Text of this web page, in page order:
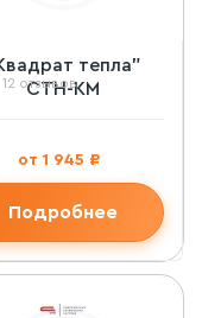
12 отзывов
тепла"
СТН-КМ
от 1 945 ₽
Подробнее